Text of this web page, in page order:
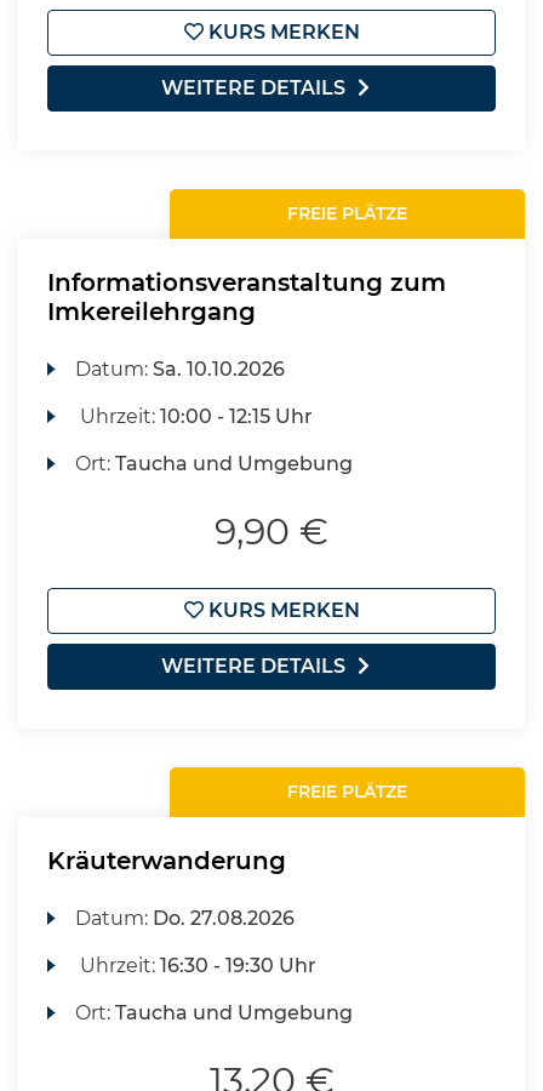
KURS MERKEN
WEITERE DETAILS
FREIE PLÄTZE
Informationsveranstaltung zum
Imkereilehrgang
Datum:Sa. 10.10.2026
Uhrzeit:10:00 - 12:15 Uhr
Ort:Taucha und Umgebung
9,90 €
KURS MERKEN
WEITERE DETAILS
FREIE PLÄTZE
Kräuterwanderung
Datum: Do. 27.08.2026
Uhrzeit:16:30 - 19:30 Uhr
Ort:Taucha und Umgebung
13,20 €